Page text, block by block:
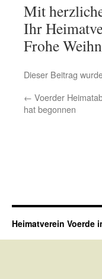
Mit
Ihr
Frohe
Dieser Beitrag
← Voerder
hat begonnen
Heimatverein Voerde